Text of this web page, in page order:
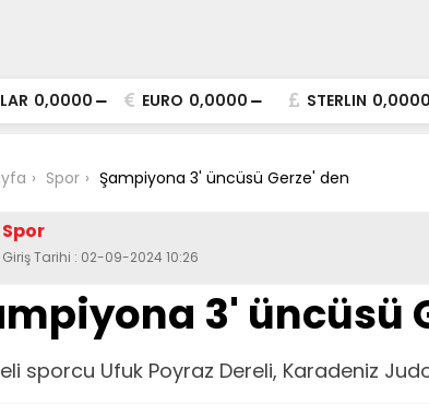
0,0000 EURO 0,0000 STERLIN 0,0000
Spor Şampiyona 3' üncüsü Gerze' den
Spor
Giriş Tarihi : 02-09-2024 10:26
3' üncüsü
sporcu Ufuk Poyraz Dereli, Karadeniz